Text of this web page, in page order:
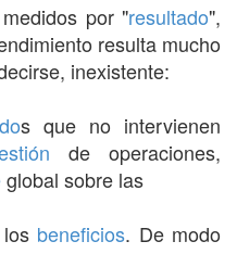
por "resultado",
resulta mucho
inexistente:
s que no intervienen
de operaciones,
global sobre las
beneficios. De modo